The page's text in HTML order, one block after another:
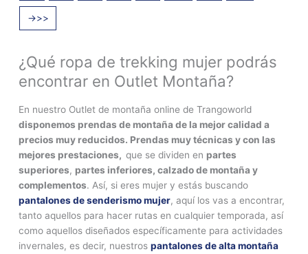
→
¿Qué ropa de trekking mujer podrás
encontrar en Outlet Montaña?
En nuestro Outlet de montaña online de Trangoworld
disponemos prendas de montaña de la mejor calidad a
precios muy reducidos. Prendas muy técnicas y con las
mejores prestaciones,que se dividen en partes
superiores, partes inferiores, calzado de montaña y
complementos. Así, si eres mujer y estás buscando
pantalones de senderismo mujer, aquí los vas a encontrar,
tanto aquellos para hacer rutas en cualquier temporada, así
como aquellos diseñados específicamente para actividades
invernales, es decir, nuestrospantalones de alta montaña